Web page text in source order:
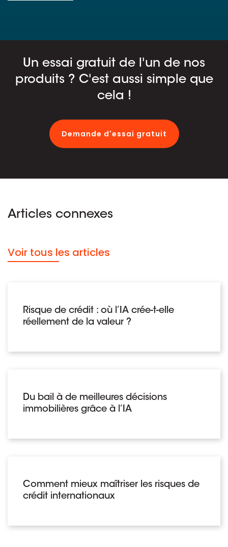
Un essai gratuit de l'un de nos
produits ? C'est aussi simple que
cela !
Demande d'essai gratuit
Articles connexes
Voir tous les articles
Risque de crédit : où l’IA crée-t-elle
réellement de la valeur ?
Du bail à de meilleures décisions
immobilières grâce à l’IA
Comment mieux maîtriser les risques de
crédit internationaux